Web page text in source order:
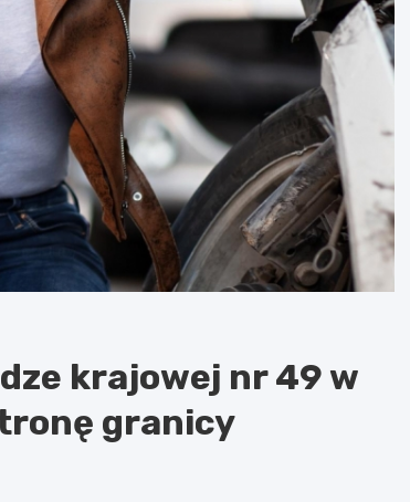
krajowej nr 49 w
granicy